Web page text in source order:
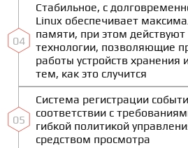
04
Стабильное, с
Linux обеспечивает
памяти, при этом действуют
технологии, позволяющие
работы устройств
тем, как это случится
05
Система регистрации
соответствии с
гибкой политикой
средством просмотра